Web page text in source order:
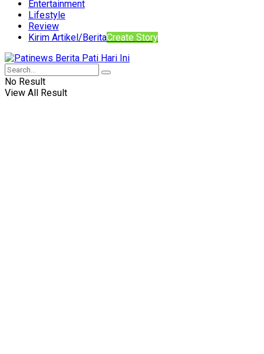
Entertainment
Lifestyle
Review
Kirim Artikel/BeritaCreate Story
No Result
View All Result